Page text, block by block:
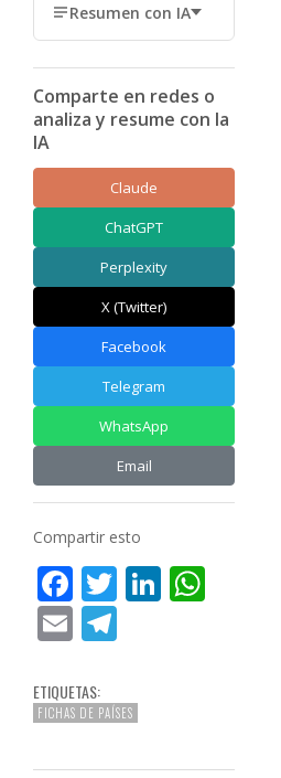
Resumen con IA
Comparte en redes o
analiza y resume con la
IA
Claude
ChatGPT
Perplexity
X (Twitter)
Facebook
Telegram
WhatsApp
Email
Compartir esto
Facebook
TwitterLinkedIn
Email
ETIQUETAS:
FICHAS DE PAÍSES